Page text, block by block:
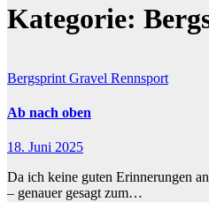
Kategorie:
Bergsprint Gravel Rennsport
Ab nach oben
18. Juni 2025
Da ich keine guten Erinnerungen
– genauer gesagt zum…